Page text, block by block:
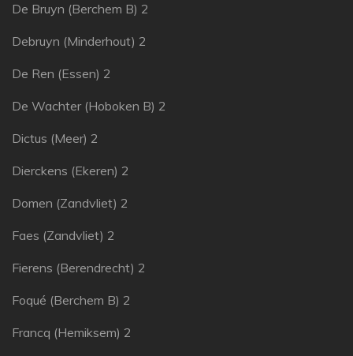
De Bruyn (Berchem B) 2
Debruyn (Minderhout) 2
De Ren (Essen) 2
De Wachter (Hoboken B) 2
Dictus (Meer) 2
Dierckens (Ekeren) 2
Domen (Zandvliet) 2
Faes (Zandvliet) 2
Fierens (Berendrecht) 2
Foqué (Berchem B) 2
Francq (Hemiksem) 2